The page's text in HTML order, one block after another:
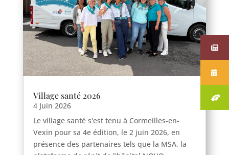
Village santé 2026
4 Juin 2026
Le village santé s'est tenu à Cormeilles-en-
Vexin pour sa 4e édition, le 2 juin 2026, en
présence des partenaires tels que la MSA, la